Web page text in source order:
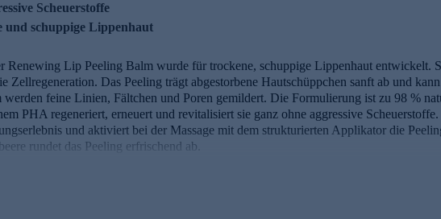
Scheuerstoffe
und schuppige Lippenhaut
Renewing Lip Peeling Balm wurde für trockene, schuppige Lippenhaut entwickelt.
Zellregeneration. Das Peeling trägt abgestorbene Hautschüppchen sanft ab und
werden feine Linien, Fältchen und Poren gemildert. Die Formulierung ist zu 98 %
PHA regeneriert, erneuert und revitalisiert sie ganz ohne aggressive
und aktiviert bei der Massage mit dem strukturierten Applikator die
rundet das Peeling erfrischend ab.